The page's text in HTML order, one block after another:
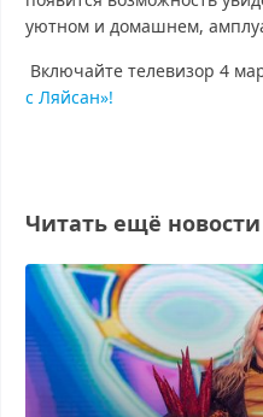
уютном и домашнем,
Включайте телевизор 4
с Ляйсан»!
Читать ещё новости